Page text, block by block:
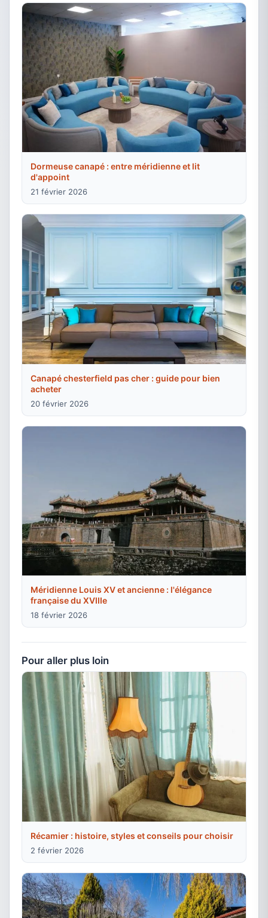
Dormeuse canapé : entre méridienne et lit
d'appoint
21 février 2026
Canapé chesterfield pas cher : guide pour bien
acheter
20 février 2026
Méridienne Louis XV et ancienne : l'élégance
française du XVIIIe
18 février 2026
Pour aller plus loin
Récamier : histoire, styles et conseils pour choisir
2 février 2026